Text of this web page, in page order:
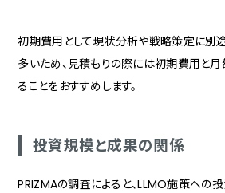
初期費用として現状分析や戦略策定に別
多いため、見積もりの際には初期費用と
ることをおすすめします。
投資規模と成果の関係
PRIZMAの調査によると、LLMO施策への